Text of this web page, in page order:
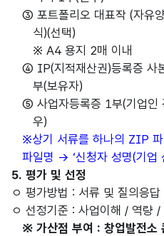
③ 포트폴리오 대표작 (자유
식)(선택)
※ A4 용지 2매 이내
④ IP(지적재산권)등록증 사
부(보유자)
⑤ 사업자등록증 1부(기업인
우)
※상기 서류를 하나의 ZIP
파일명 → ‘신청자 성명(기업
5. 평가 및 선정
ㅇ 평가방법 : 서류 및 질의응답
ㅇ 선정기준 : 사업이해 / 역량 /
※ 가산점 부여 : 창업발전소